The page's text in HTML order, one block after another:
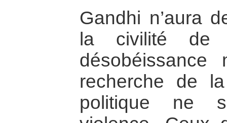
Gandhi n’aura
la civilité de
recherche de
politique ne